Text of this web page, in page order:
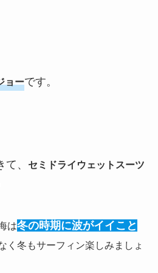
ョーです。
、 セミドライウェットスーツ
は冬の時期に波がイイこと
く冬もサーフィン楽しみましょ